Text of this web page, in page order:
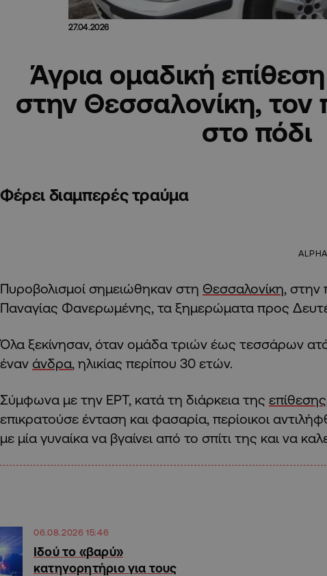
27.04.2026
Άγρια ομαδική
στην Θεσσαλονίκη,
στο πόδι
Φέρει διαμπερές τραύμα
Πυροβολισμοί σημειώθηκαν στη Θεσσαλονίκη, στην
Παναγίας Φανερωμένης, τα ξημερώματα προς
Όλα ξεκίνησαν, όταν ομάδα τριών έως τεσσάρων
έναν άνδρα, ηλικίας περίπου 30 ετών.
Σύμφωνα με την ΕΡΤ, κατά τη διάρκεια της επίθεσης
επικρατούσε ένταση και φασαρία, περίοικοι
με μία γυναίκα να βγαίνει από το σπίτι της και να
06.08.2026 15:46
Ιδού το «βαρύ»
κατηγορητήριο για τους